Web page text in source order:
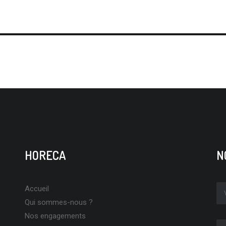
HORECA
Accueil
Qui sommes-nous ?
Nos engagements